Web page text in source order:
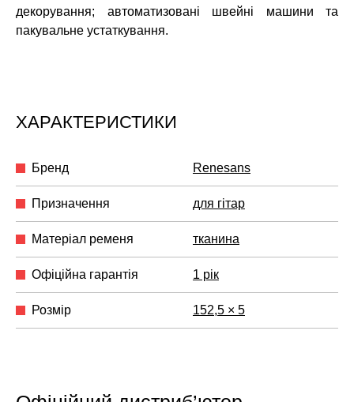
декорування; автоматизовані швейні машини та
пакувальне устаткування.
ХАРАКТЕРИСТИКИ
Бренд Renesans
Призначення для гітар
Матеріал ременя тканина
Офіційна гарантія 1 рік
Розмір 152,5 × 5